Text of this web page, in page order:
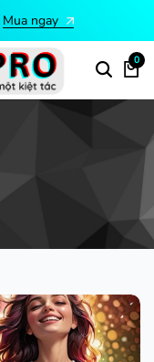
Mua ngay
0